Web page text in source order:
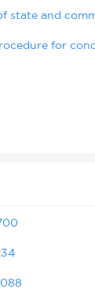
state and
for